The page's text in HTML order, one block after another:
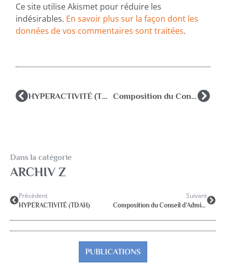
Ce site utilise Akismet pour réduire les
indésirables. En savoir plus sur la façon dont les
données de vos commentaires sont traitées.
HYPERACTIVITÉ (TDAH) Composition du Conseil d’Administration 2022-2023
Dans la catégorie
ARCHIV Z
Précédent
HYPERACTIVITÉ (TDAH)
Suivant
Composition du Conseil d’Administration 2022-2023
PUBLICATIONS